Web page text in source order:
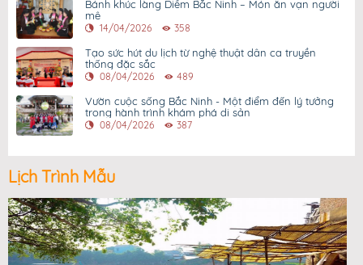
Bánh khúc làng Diềm Bắc Ninh – Món ăn vạn người
mê
14/04/2026 358
Tạo sức hút du lịch từ nghệ thuật dân ca truyền
thống đặc sắc
08/04/2026 489
Vườn cuộc sống Bắc Ninh - Một điểm đến lý tưởng
trong hành trình khám phá di sản
08/04/2026 387
Lịch Trình Mẫu